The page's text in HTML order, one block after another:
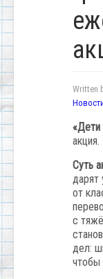
Written
«Дети
акция.
Суть
дарят
от
с
дел:
чтобы